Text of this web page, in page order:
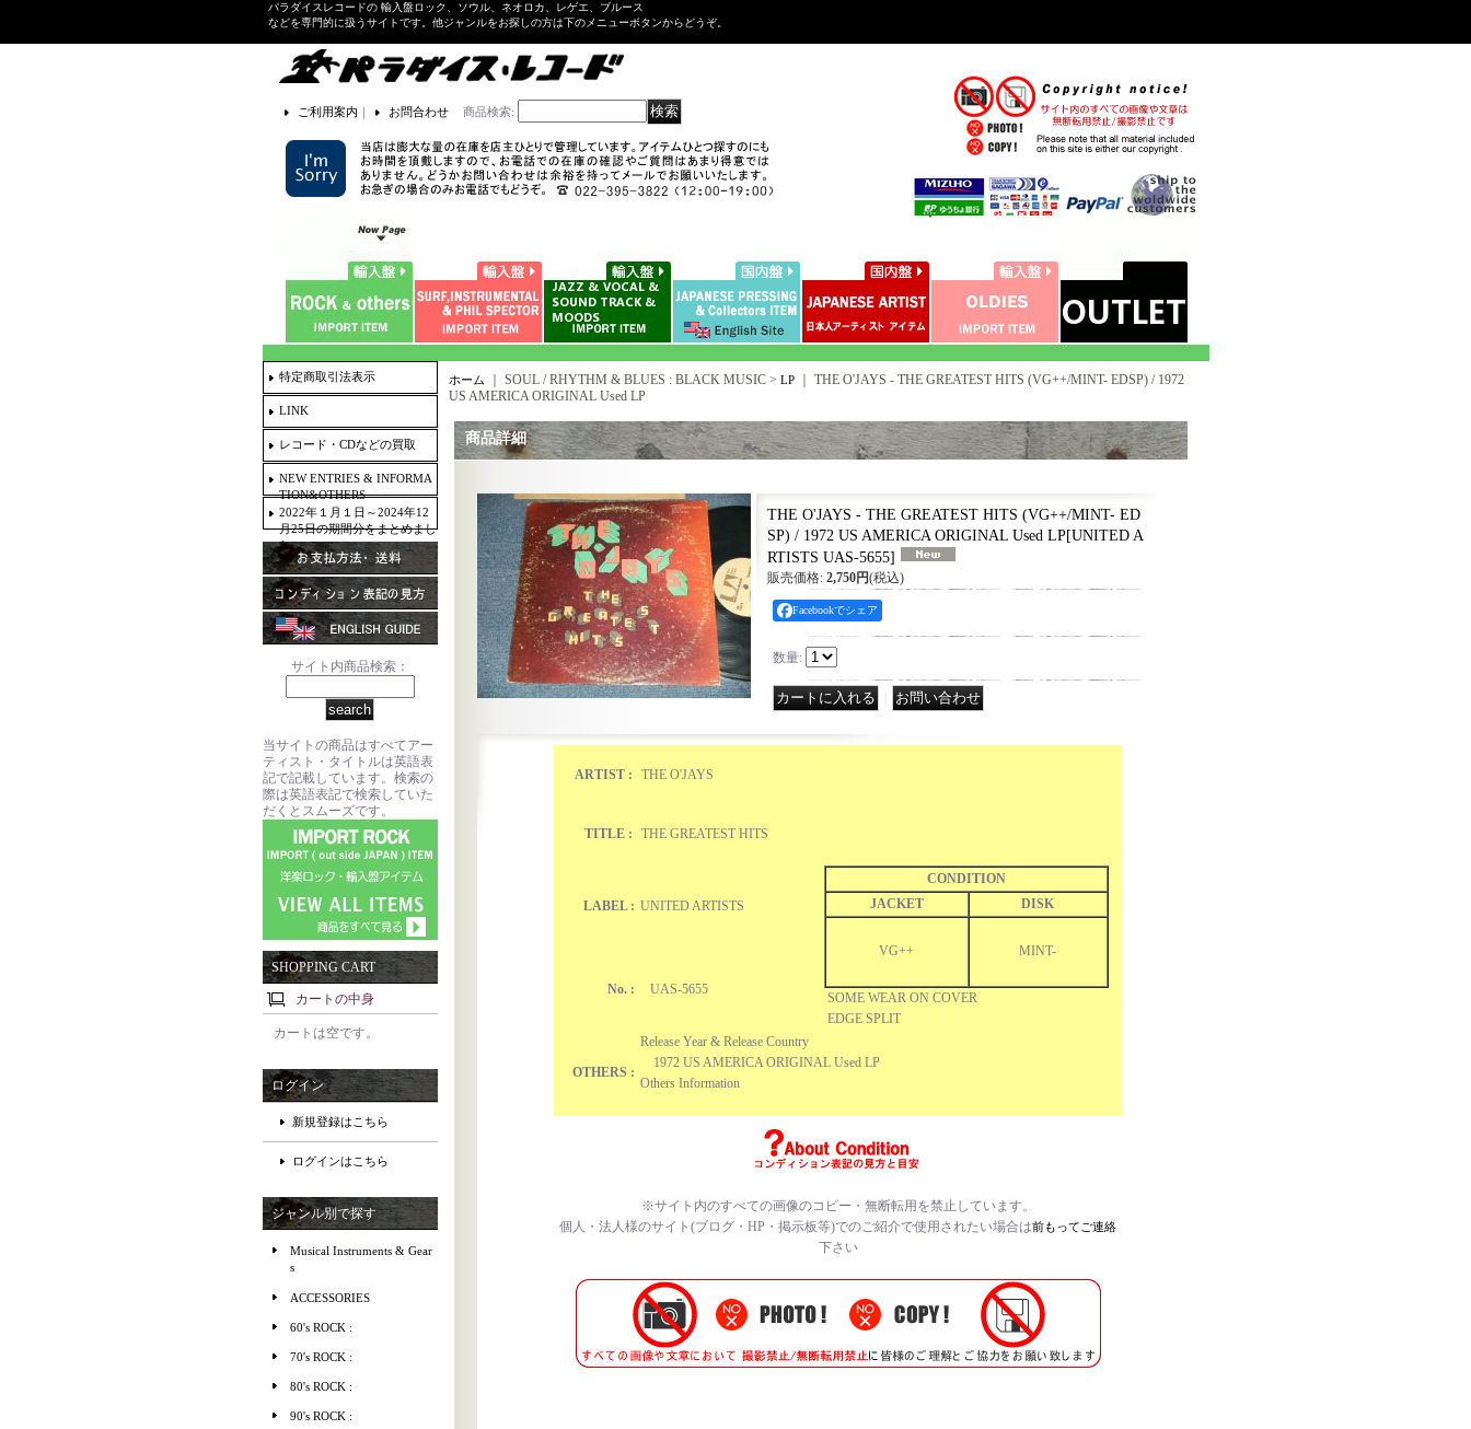
パラダイスレコードの 輸入盤ロック、ソウル、ネオロカ、レゲエ、ブルース
などを専門的に扱うサイトです。他ジャンルをお探しの方は下のメニューボタンからどうぞ。
ご利用案内 ｜ お問合わせ 商品検索:
特定商取引法表示
LINK
レコード・CDなどの買取
NEW ENTRIES & INFORMA
TION&OTHERS
2022年１月１日～2024年12
月25日の期間分をまとめまし
た。
サイト内商品検索：
当サイトの商品はすべてアー
ティスト・タイトルは英語表
記で記載しています。検索の
際は英語表記で検索していた
だくとスムーズです。
SHOPPING CART
カートの中身
カートは空です。
ログイン
新規登録はこちら
ログインはこちら
ジャンル別で探す
Musical Instruments & Gear
s
ACCESSORIES
60's ROCK :
70's ROCK :
80's ROCK :
90's ROCK :
ホーム ｜ SOUL / RHYTHM & BLUES : BLACK MUSIC > LP
THE O'JAYS - THE GREATEST HITS (VG++/MINT- EDSP) / 1972
US AMERICA ORIGINAL Used LP
商品詳細
THE O'JAYS - THE GREATEST HITS (VG++/MINT- ED
SP) / 1972 US AMERICA ORIGINAL Used LP[UNITED A
RTISTS UAS-5655]
販売価格: 2,750円(税込)
Facebookでシェア
数量:
ARTIST : THE O'JAYS
TITLE : THE GREATEST HITS
LABEL : UNITED ARTISTS
CONDITION
JACKET
DISK
VG++ MINT-
SOME WEAR ON COVER
EDGE SPLIT
No. : UAS-5655
OTHERS :
Release Year & Release Country
1972 US AMERICA ORIGINAL Used LP
Others Information
※サイト内のすべての画像のコピー・無断転用を禁止しています。
個人・法人様のサイト(ブログ・HP・掲示板等)でのご紹介で使用されたい場合は前もってご連絡
下さい